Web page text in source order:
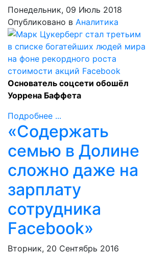
Понедельник, 09 Июль 2018
Опубликовано в Аналитика
Основатель соцсети обошёл
Уоррена Баффета
Подробнее ...
«Содержать
семью в Долине
сложно даже на
зарплату
сотрудника
Facebook»
Вторник, 20 Сентябрь 2016